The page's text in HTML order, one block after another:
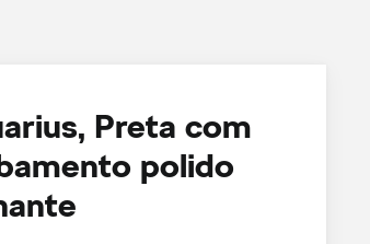
Preta com
polido